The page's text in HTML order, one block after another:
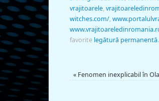
vrajitoarele,
witches.com/,
favorite legătură permanentă.
« Fenomen inexplicabil în